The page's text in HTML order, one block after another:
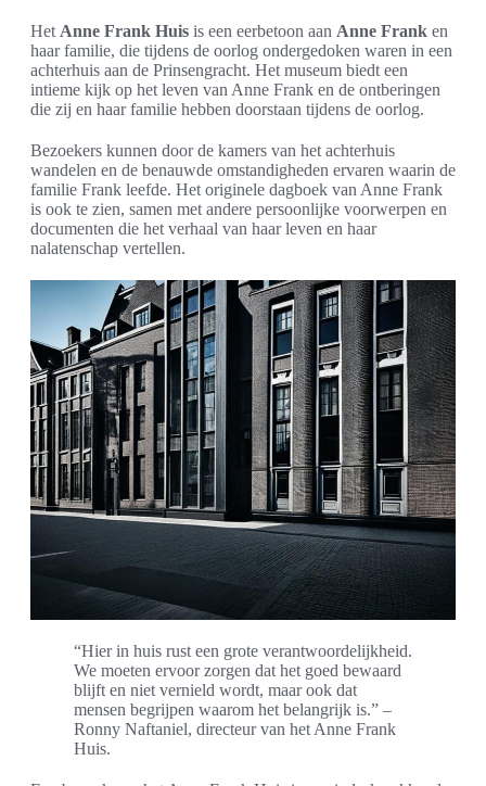
Het Anne Frank Huis is een eerbetoon aan Anne Frank en
haar familie, die tijdens de oorlog ondergedoken waren in een
achterhuis aan de Prinsengracht. Het museum biedt een
intieme kijk op het leven van Anne Frank en de ontberingen
die zij en haar familie hebben doorstaan tijdens de oorlog.
Bezoekers kunnen door de kamers van het achterhuis
wandelen en de benauwde omstandigheden ervaren waarin de
familie Frank leefde. Het originele dagboek van Anne Frank
is ook te zien, samen met andere persoonlijke voorwerpen en
documenten die het verhaal van haar leven en haar
nalatenschap vertellen.
“Hier in huis rust een grote verantwoordelijkheid.
We moeten ervoor zorgen dat het goed bewaard
blijft en niet vernield wordt, maar ook dat
mensen begrijpen waarom het belangrijk is.” –
Ronny Naftaniel, directeur van het Anne Frank
Huis.